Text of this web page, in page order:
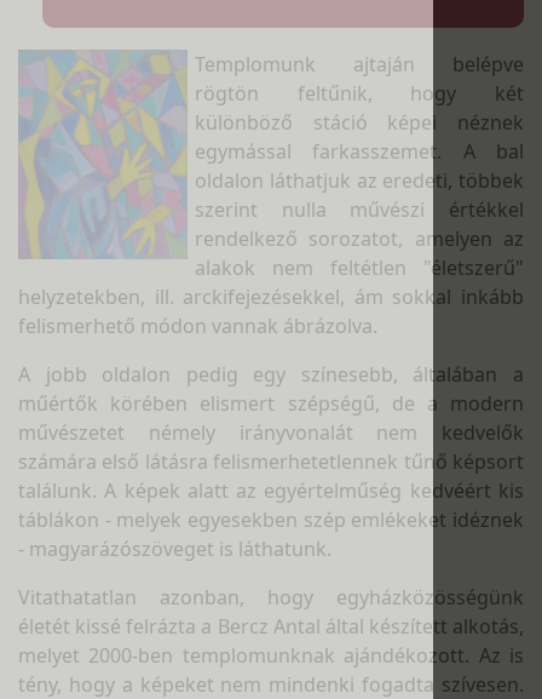
Templomunk ajtaján belépve
rögtön feltűnik, hogy két
különböző stáció képei néznek
egymással farkasszemet. A bal
oldalon láthatjuk az eredeti, többek
szerint nulla művészi értékkel
rendelkező sorozatot, amelyen az
alakok nem feltétlen "életszerű"
helyzetekben, ill. arckifejezésekkel, ám sokkal inkább
felismerhető módon vannak ábrázolva.
A jobb oldalon pedig egy színesebb, általában a
műértők körében elismert szépségű, de a modern
művészetet némely irányvonalát nem kedvelők
számára első látásra felismerhetetlennek tűnő képsort
találunk. A képek alatt az egyértelműség kedvéért kis
táblákon - melyek egyesekben szép emlékeket idéznek
- magyarázószöveget is láthatunk.
Vitathatatlan azonban, hogy egyházközösségünk
életét kissé felrázta a Bercz Antal által készített alkotás,
melyet 2000-ben templomunknak ajándékozott. Az is
tény, hogy a képeket nem mindenki fogadta szívesen.